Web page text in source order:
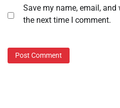
Save my name, email,
the next time I comment.